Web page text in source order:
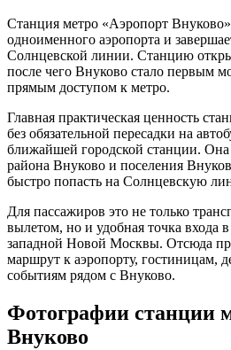
Станция метро «Аэропорт
одноименного аэропорта и
Солнцевской линии. Станцию
после чего Внуково стало первым
прямым доступом к метро.
Главная практическая ценность
без обязательной пересадки на
ближайшей городской станции.
района Внуково и поселения
быстро попасть на Солнцевскую
Для пассажиров это не только
вылетом, но и удобная точка входа
западной Новой Москвы. Отсюда
маршрут к аэропорту, гостиницам,
событиям рядом с Внуково.
Фотографии станции
Внуково